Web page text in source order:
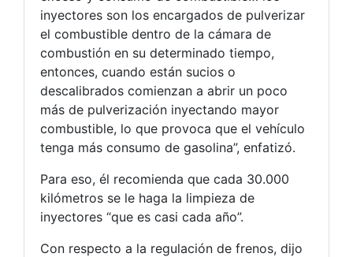
inyectores son los encargados de pulverizar
el combustible dentro de la cámara de
combustión en su determinado tiempo,
entonces, cuando están sucios o
descalibrados comienzan a abrir un poco
más de pulverización inyectando mayor
combustible, lo que provoca que el vehículo
tenga más consumo de gasolina”, enfatizó.
Para eso, él recomienda que cada 30.000
kilómetros se le haga la limpieza de
inyectores “que es casi cada año”.
Con respecto a la regulación de frenos, dijo